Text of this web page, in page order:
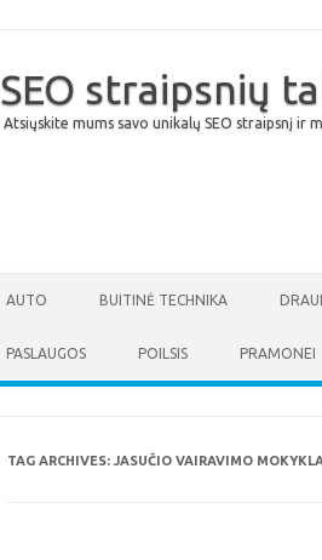
SEO straipsnių
Atsiųskite mums savo unikalų SEO straipsnį ir
AUTO BUITINĖ TECHNIKA
PASLAUGOS POILSIS PRAMONEI
TAG ARCHIVES: JASUČIO VAIRAVIMO